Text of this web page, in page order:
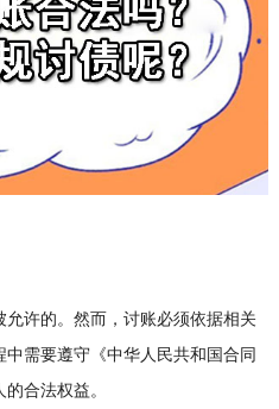
许的。然而，讨账必须依据相关
需要遵守《中华人民共和国合同
合法权益。